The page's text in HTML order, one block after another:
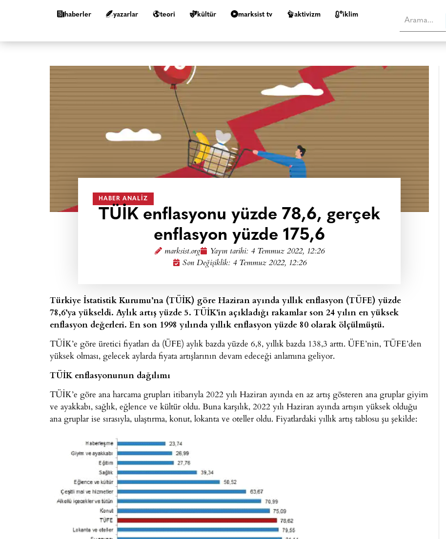
haberler yazarlar teori kültür marksist tv aktivizm i̇klim
HABER ANALIZ
TÜİK enflasyonu yüzde 78,6, gerçek
enflasyon yüzde 175,6
marksist.org Yayın tarihi: 4 Temmuz 2022, 12:26
Son Değişiklik: 4 Temmuz 2022, 12:26
Türkiye İstatistik Kurumu’na (TÜİK) göre Haziran ayında yıllık enflasyon (TÜFE) yüzde
78,6’ya yükseldi. Aylık artış yüzde 5. TÜİK’in açıkladığı rakamlar son 24 yılın en yüksek
enflasyon değerleri. En son 1998 yılında yıllık enflasyon yüzde 80 olarak ölçülmüştü.
TÜİK’e göre üretici fiyatları da (ÜFE) aylık bazda yüzde 6,8, yıllık bazda 138,3 arttı. ÜFE’nin, TÜFE’den
yüksek olması, gelecek aylarda fiyata artışlarının devam edeceği anlamına geliyor.
TÜİK enflasyonunun dağılımı
TÜİK’e göre ana harcama grupları itibarıyla 2022 yılı Haziran ayında en az artış gösteren ana gruplar giyim
ve ayakkabı, sağlık, eğlence ve kültür oldu. Buna karşılık, 2022 yılı Haziran ayında artışın yüksek olduğu
ana gruplar ise sırasıyla, ulaştırma, konut, lokanta ve oteller oldu. Fiyatlardaki yıllık artış tablosu şu şekilde: